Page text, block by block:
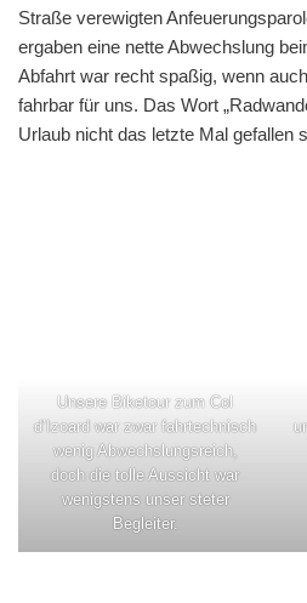
Straße verewigten
ergaben eine nette Abwechslung
Abfahrt war recht spaßig, wenn
fahrbar für uns. Das Wort
Urlaub nicht das letzte Mal gefallen
Unsere Biketour zum Col
d’Izoard war zwar fahrtechnisch
wenig Abwechslungsreich,
doch die tolle Aussicht war
wenigstens unser steter
Begleiter.